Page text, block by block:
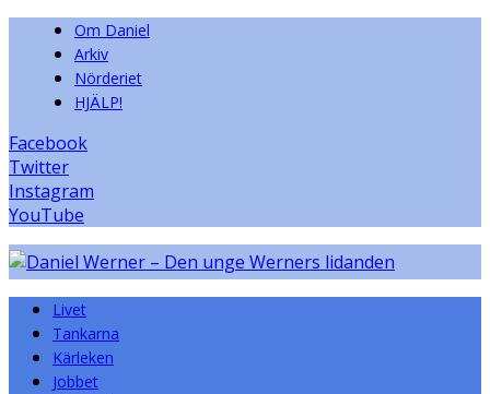
Om Daniel
Arkiv
Nörderiet
HJÄLP!
Facebook
Twitter
Instagram
YouTube
Livet
Tankarna
Kärleken
Jobbet